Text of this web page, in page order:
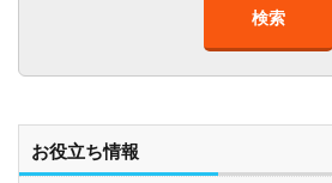
車椅子対応
検索
お役立ち情報